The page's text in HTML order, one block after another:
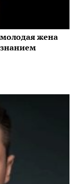
жена